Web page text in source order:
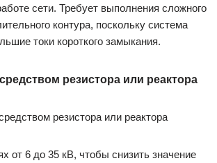
сети. Требует выполнения сложного
контура, поскольку система
токи короткого замыкания.
резистора или реактора
от 6 до 35 кВ, чтобы снизить значение